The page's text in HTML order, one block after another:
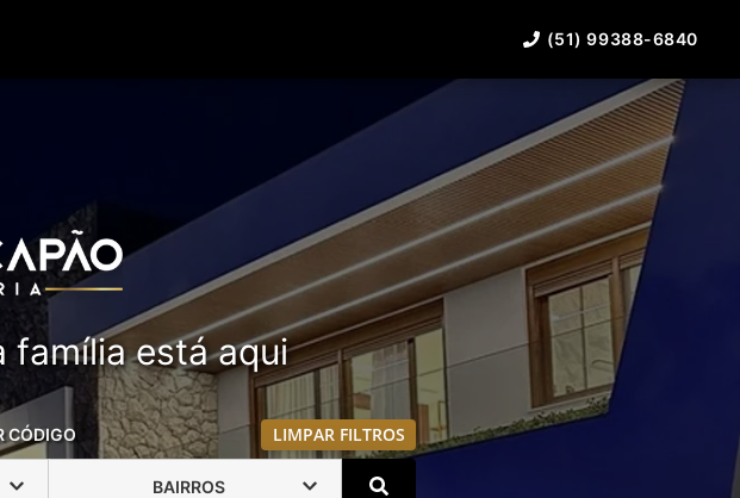
(51) 99388-6840
família está aqui
CÓDIGO LIMPAR FILTROS
BAIRROS